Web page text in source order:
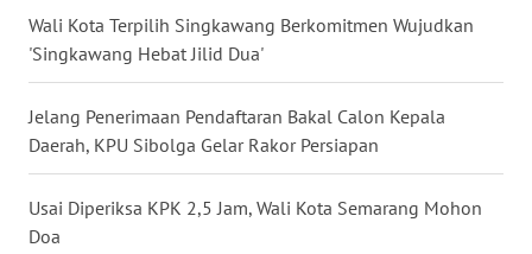
Wali Kota Terpilih Singkawang Berkomitmen Wujudkan
'Singkawang Hebat Jilid Dua'
Jelang Penerimaan Pendaftaran Bakal Calon Kepala
Daerah, KPU Sibolga Gelar Rakor Persiapan
Usai Diperiksa KPK 2,5 Jam, Wali Kota Semarang Mohon
Doa
LAMPUNG
JATENG
NUSANTARA